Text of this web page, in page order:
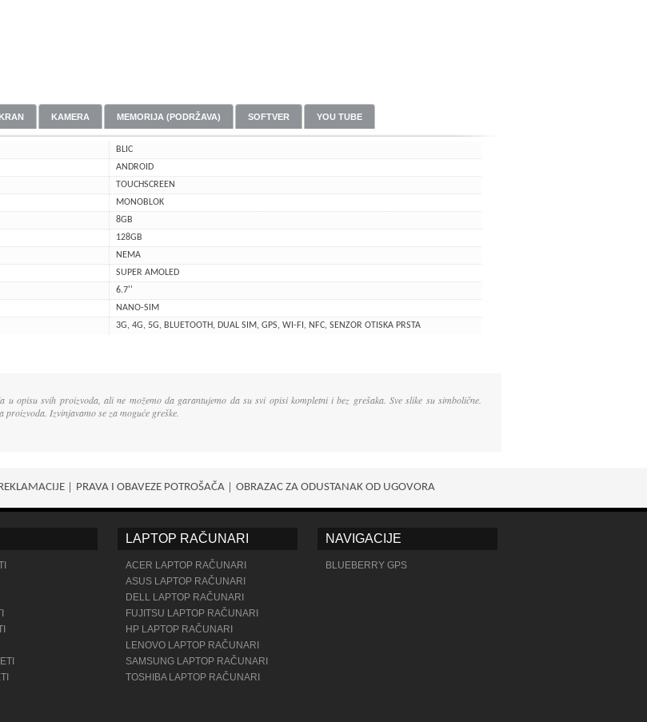
KAMERA MEMORIJA (PODRŽAVA) SOFTVER YOU TUBE
BLIC
ANDROID
TOUCHSCREEN
MONOBLOK
8GB
128GB
NEMA
SUPER AMOLED
6.7''
NANO-SIM
3G, 4G, 5G, BLUETOOTH, DUAL SIM, GPS, WI-FI, NFC, SENZOR OTISKA PRSTA
opisu svih proizvoda, ali ne možemo da garantujemo da su svi opisi kompletni i bez grešaka. Sve slike su simbolične.
Izvinjavamo se za moguće greške.
PRAVA I OBAVEZE POTROŠАČA OBRAZAC ZA ODUSTANAK OD UGOVORA
LAPTOP RAČUNARI
ACER LAPTOP RAČUNARI
ASUS LAPTOP RAČUNARI
DELL LAPTOP RAČUNARI
FUJITSU LAPTOP RAČUNARI
HP LAPTOP RAČUNARI
LENOVO LAPTOP RAČUNARI
SAMSUNG LAPTOP RAČUNARI
TOSHIBA LAPTOP RAČUNARI
NAVIGACIJE
BLUEBERRY GPS